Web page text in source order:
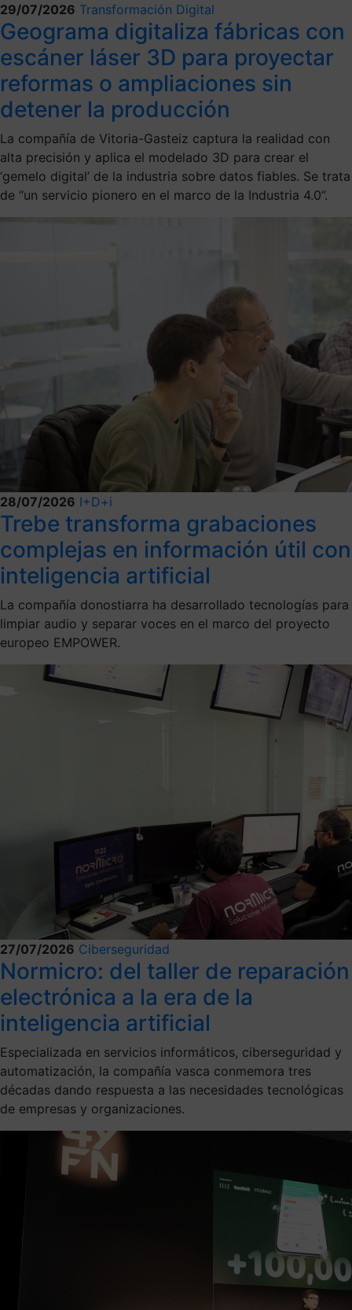
29/07/2026 Transformación Digital
Geograma digitaliza fábricas con
escáner láser 3D para proyectar
reformas o ampliaciones sin
detener la producción
La compañía de Vitoria-Gasteiz captura la realidad con
alta precisión y aplica el modelado 3D para crear el
‘gemelo digital’ de la industria sobre datos fiables. Se trata
de “un servicio pionero en el marco de la Industria 4.0”.
28/07/2026 I+D+i
Trebe transforma grabaciones
complejas en información útil con
inteligencia artificial
La compañía donostiarra ha desarrollado tecnologías para
limpiar audio y separar voces en el marco del proyecto
europeo EMPOWER.
27/07/2026 Ciberseguridad
Normicro: del taller de reparación
electrónica a la era de la
inteligencia artificial
Especializada en servicios informáticos, ciberseguridad y
automatización, la compañía vasca conmemora tres
décadas dando respuesta a las necesidades tecnológicas
de empresas y organizaciones.